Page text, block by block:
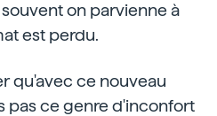
on parvienne à
est perdu.
qu'avec ce nouveau
pas ce genre d'inconfort